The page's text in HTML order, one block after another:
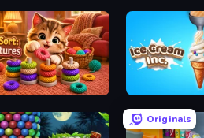
Knit Pictures
Originals